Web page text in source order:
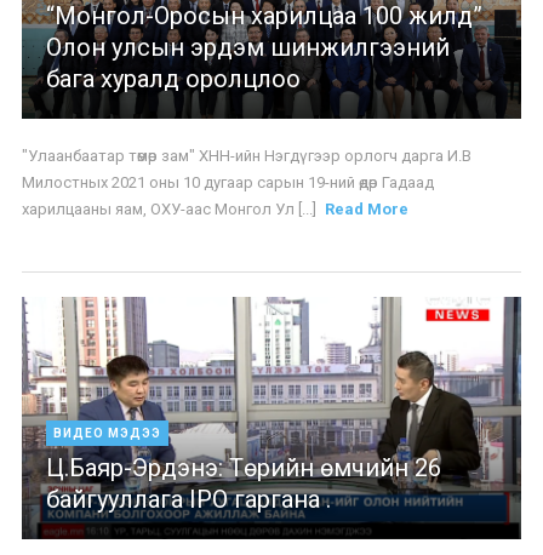
“Монгол-Оросын харилцаа 100 жилд”
Олон улсын эрдэм шинжилгээний
бага хуралд оролцлоо
"Улаанбаатар төмөр зам" ХНН-ийн Нэгдүгээр орлогч дарга И.В
Милостных 2021 оны 10 дугаар сарын 19-ний өдөр Гадаад
харилцааны яам, ОХУ-аас Монгол Ул [...]
Read More
ВИДЕО МЭДЭЭ
Ц.Баяр-Эрдэнэ: Төрийн өмчийн 26
байгууллага IPO гаргана .